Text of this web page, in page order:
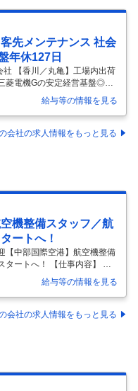
先メンテナンス 社会
年休127日
【香川／丸亀】工場内出荷
菱電機Gの安定経営基盤◎年
内出荷試験・客先メンテナン
◎年休127日 【具体的な仕
境／三菱電機100％出資会社
欠なインフラを支える／景
盤・遮断器）やC－GIS設備
全国のビルや工場
給与等の情報を見る
会社の求人情報をもっと見る
機整備スタッフ／航
ートへ！
【中部国際空港】航空機整備
タートへ！ 【仕事内容】 未
ッフ/航空機整備士としてのキ
＼未経験歓迎・世界最大級の
な仲間を募集しています。航
どの機械系の知識がある方な
の整備支援業務や出発前点
す。顧客の航空機を安全に
給与等の情報を見る
会社の求人情報をもっと見る